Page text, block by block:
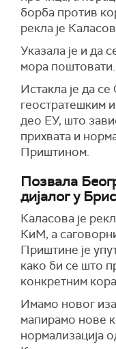
борба против
рекла је
Указала је и да
мора поштовати.
Истакла је да
геостратешким
део ЕУ, што
прихвата и
Приштином.
Позвала
дијалог у
Каласова је
КиМ, а
Приштине је
како би се што
конкретним
Имамо новог
мапирамо нове
нормализација